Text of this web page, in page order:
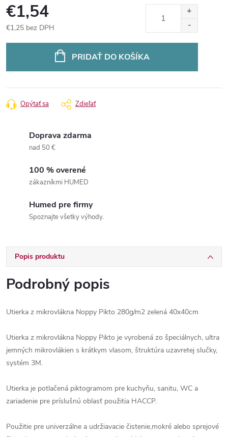
€1,54
€1,25 bez DPH
PRIDAŤ DO KOŠÍKA
Opýtať sa Zdieľať
Doprava zdarma
nad 50 €
100 % overené
zákazníkmi HUMED
Humed pre firmy
Spoznajte všetky výhody.
Popis produktu
Podrobný popis
Utierka z mikrovlákna Noppy Pikto 280g/m2 zelená 40x40cm
Utierka z mikrovlákna Noppy Pikto je vyrobená zo špeciálnych, ultra
jemných mikrovlákien s krátkym vlasom, štruktúra uzavretej slučky,
systém 3M.
Utierka je potlačená piktogramom pre kuchyňu, sanitu, WC a
zariadenie pre príslušnú oblasť použitia HACCP.
Použitie pre univerzálne a udržiavacie čistenie,mokré alebo sprejové